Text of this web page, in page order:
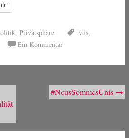
, Privatsphäre vds,
Ein Kommentar
#NousSommesUnis →